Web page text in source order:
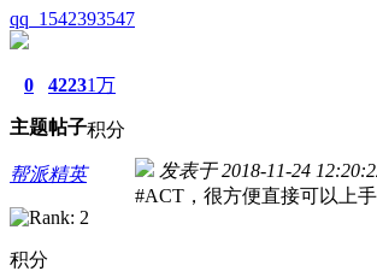
qq_1542393547
0
主题
4223
帖子
1万
积分
帮派精英
积分
发表于 2018-11-24
#ACT，很方便直接可以上手